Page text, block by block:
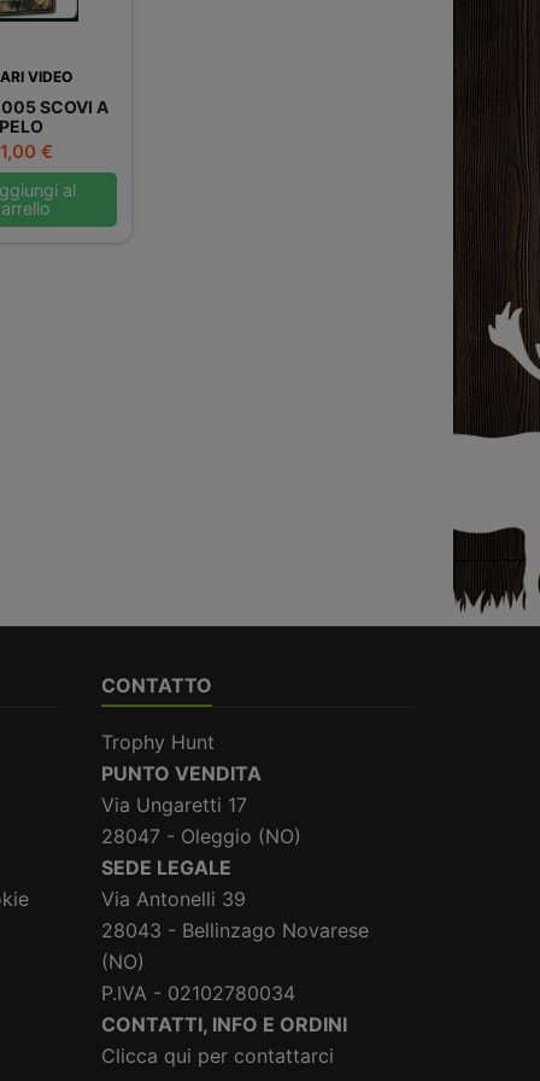
VIDEO
SCOVI A
PELO
€
al
CONTATTO
Trophy Hunt
PUNTO VENDITA
Via Ungaretti 17
28047 - Oleggio (NO)
SEDE LEGALE
Via Antonelli 39
28043 - Bellinzago Novarese
(NO)
P.IVA - 02102780034
CONTATTI, INFO E ORDINI
Clicca qui per contattarci